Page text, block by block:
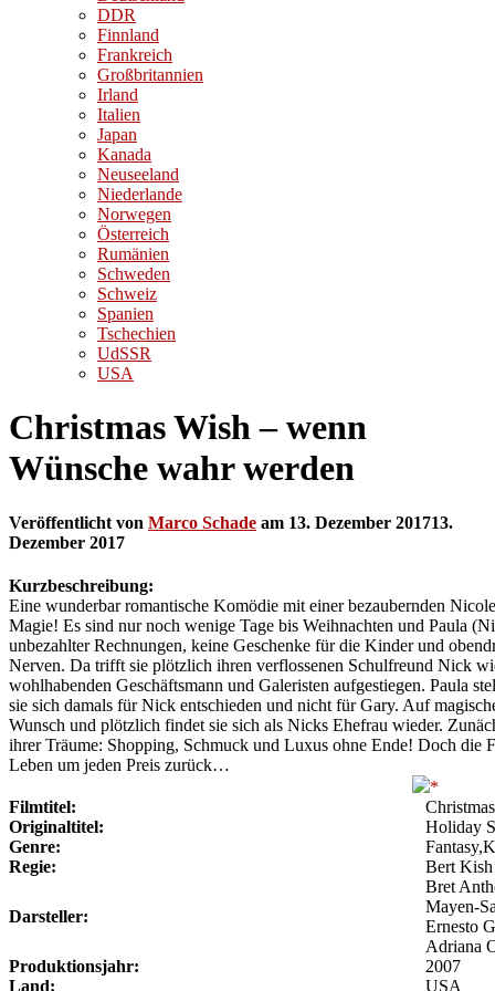
DDR
Finnland
Frankreich
Großbritannien
Irland
Italien
Japan
Kanada
Neuseeland
Niederlande
Norwegen
Österreich
Rumänien
Schweden
Schweiz
Spanien
Tschechien
UdSSR
USA
Christmas Wish – wenn
Wünsche wahr werden
Veröffentlicht von Marco Schade am 13. Dezember 201713.
Dezember 2017
Kurzbeschreibung:
Eine wunderbar romantische Komödie mit einer bezaubernden
Magie! Es sind nur noch wenige Tage bis Weihnachten und Paula
unbezahlter Rechnungen, keine Geschenke für die Kinder und
Nerven. Da trifft sie plötzlich ihren verflossenen Schulfreund Nick
wohlhabenden Geschäftsmann und Galeristen aufgestiegen. Paula
sie sich damals für Nick entschieden und nicht für Gary. Auf
Wunsch und plötzlich findet sie sich als Nicks Ehefrau wieder.
ihrer Träume: Shopping, Schmuck und Luxus ohne Ende! Doch die
Leben um jeden Preis zurück…
Filmtitel:
Originaltitel:
Holiday
Genre:
Regie:
Bert Kish
Darsteller:
Bret
Mayen-
Ernesto
Adriana
Produktionsjahr:
2007
Land:
USA